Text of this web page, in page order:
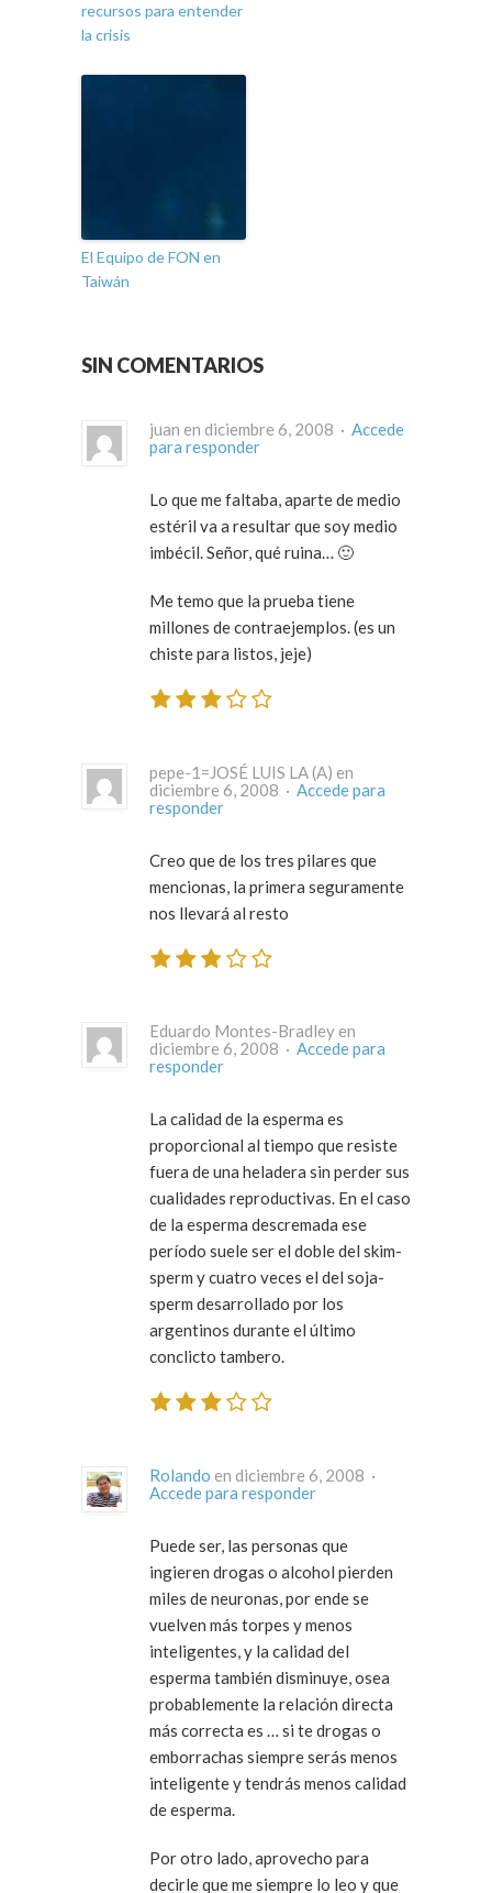
recursos para entender
la crisis
El Equipo de FON en
Taiwán
SIN COMENTARIOS
juan en diciembre 6, 2008 · Accede
para responder
Lo que me faltaba, aparte de medio
estéril va a resultar que soy medio
imbécil. Señor, qué ruina… 🙂
Me temo que la prueba tiene
millones de contraejemplos. (es un
chiste para listos, jeje)
pepe-1=JOSÉ LUIS LA (A) en
diciembre 6, 2008 · Accede para
responder
Creo que de los tres pilares que
mencionas, la primera seguramente
nos llevará al resto
Eduardo Montes-Bradley en
diciembre 6, 2008 · Accede para
responder
La calidad de la esperma es
proporcional al tiempo que resiste
fuera de una heladera sin perder sus
cualidades reproductivas. En el caso
de la esperma descremada ese
período suele ser el doble del skim-
sperm y cuatro veces el del soja-
sperm desarrollado por los
argentinos durante el último
conclicto tambero.
Rolando
en diciembre 6, 2008 ·
Accede para responder
Puede ser, las personas que
ingieren drogas o alcohol pierden
miles de neuronas, por ende se
vuelven más torpes y menos
inteligentes, y la calidad del
esperma también disminuye, osea
probablemente la relación directa
más correcta es … si te drogas o
emborrachas siempre serás menos
inteligente y tendrás menos calidad
de esperma.
Por otro lado, aprovecho para
decirle que me siempre lo leo y que